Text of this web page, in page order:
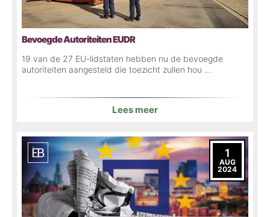
Bevoegde Autoriteiten EUDR
19 van de 27 EU-lidstaten hebben nu de bevoegde
autoriteiten aangesteld die toezicht zullen hou ...
Lees meer
1
AUG
2024